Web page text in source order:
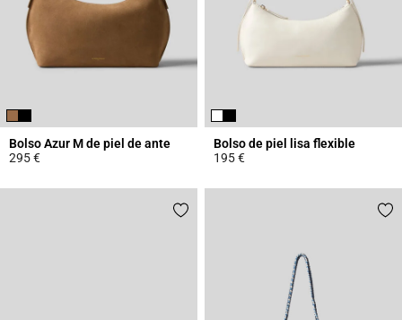
Bolso Azur M de piel de ante
295 €
Bolso de piel lisa flexible
195 €